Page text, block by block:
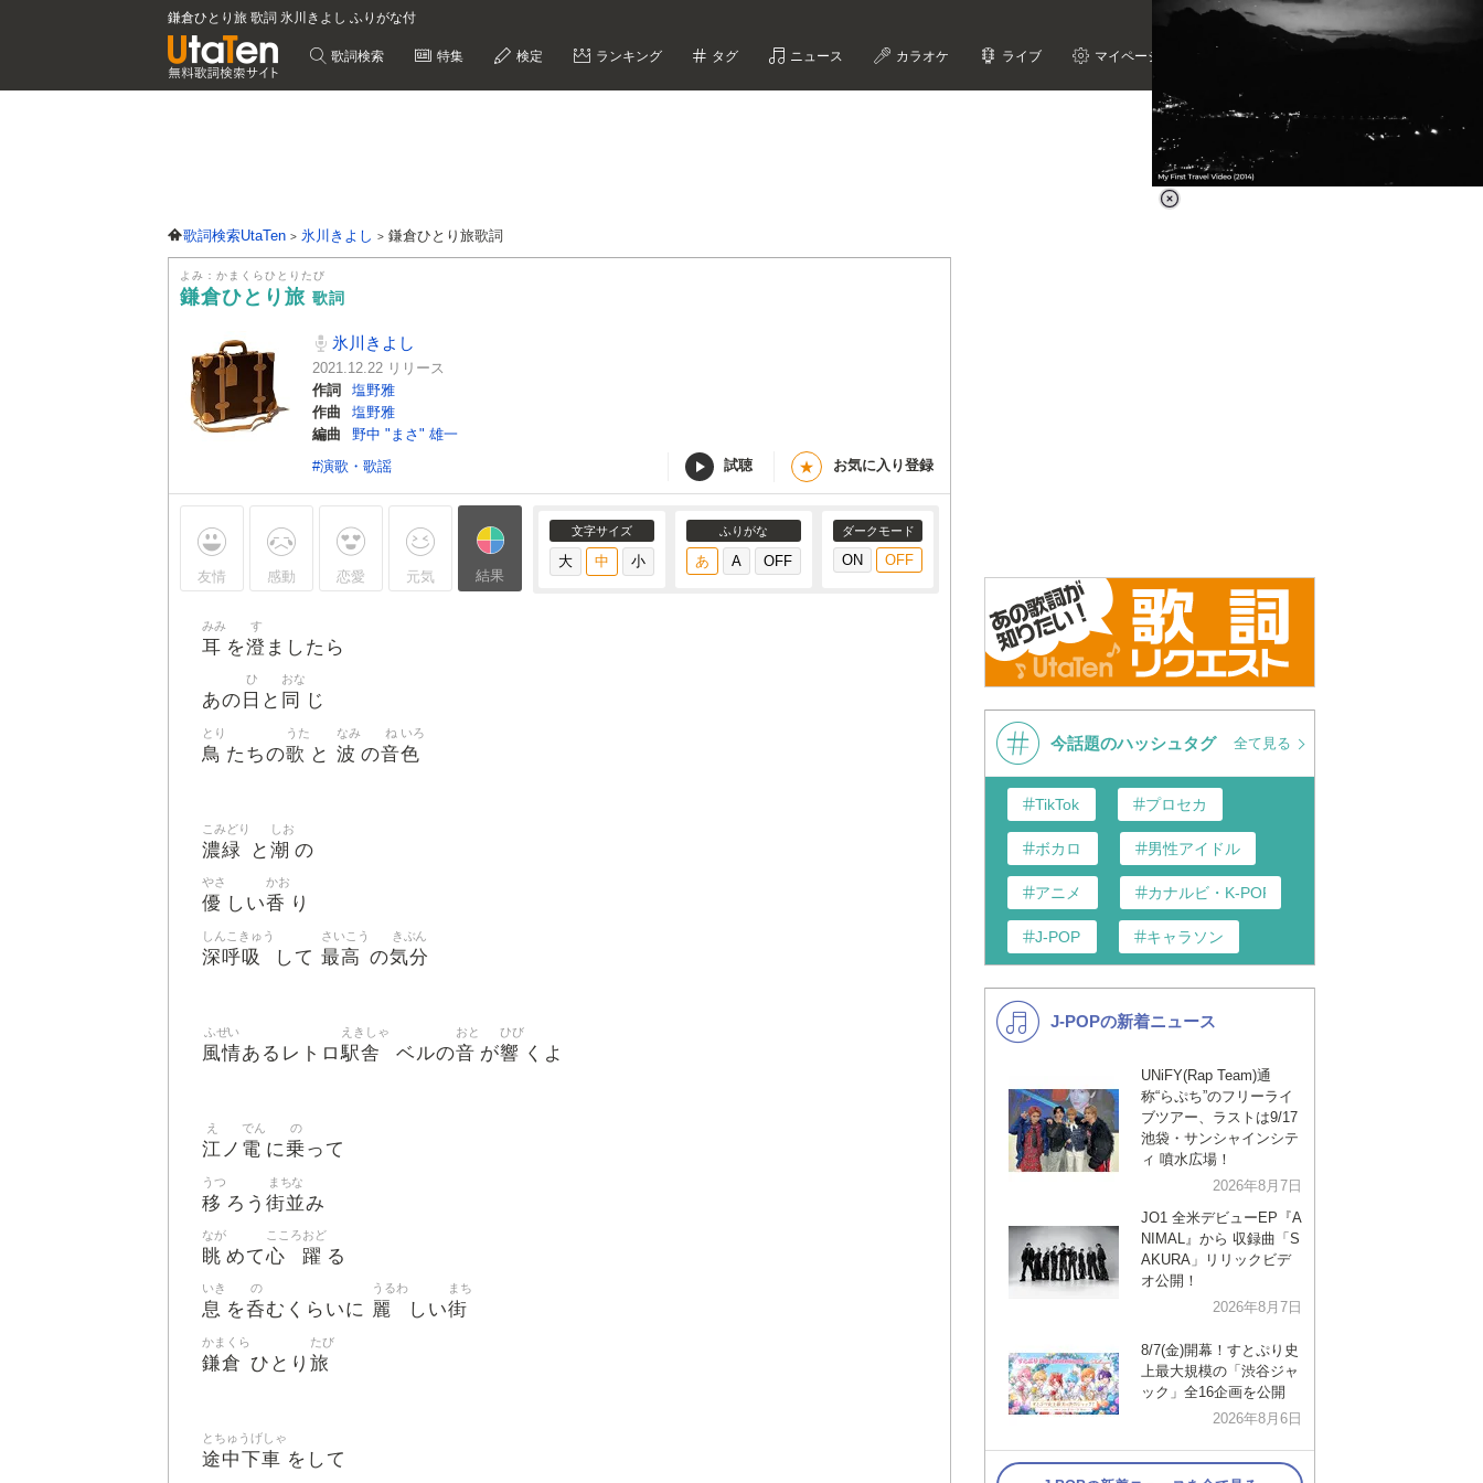
鎌倉ひとり旅 歌詞 氷川きよし ふりがな付
歌詞検索 特集 検定 ランキング タグ ニュース カラオケ ライブ マイページ
歌詞検索UtaTen 氷川きよし 鎌倉ひとり旅歌詞
よみ：かまくらひとりたび
鎌倉ひとり旅 歌詞
氷川きよし
2021.12.22 リリース
作詞
塩野雅
作曲
塩野雅
編曲
野中 "まさ" 雄一
#演歌・歌謡
試聴 ★ お気に入り登録
友情 感動 恋愛 元気 結果
文字サイズ ふりがな ダークモード
耳
みみ
を澄
す
ましたら
あの 日
ひ
と 同
おな
じ
鳥
とり
たちの歌
うた
と 波
なみ
の音
ね
色
いろ
濃緑
こみどり
と 潮
しお
の
優
やさ
しい香
かお
り
深呼吸
しんこきゅう
して 最高
さいこう
の気分
きぶん
風情
ふぜい
あるレトロ駅舎
えきしゃ
ベルの音
おと
が響
ひび
くよ
江
え
ノ 電
でん
に乗
の
って
移
うつ
ろう 街並
まちな
み
眺
なが
めて心
こころ
躍
おど
る
息
いき
を呑
の
むくらいに 麗
うるわ
しい街
まち
鎌倉
かまくら
ひとり 旅
たび
途中下車
とちゅうげしゃ
をして
Loaded:
今話題のハッシュタグ 全て見る
TikTok プロセカ
ボカロ 男性アイドル
アニメ カナルビ・K-POP和訳
J-POP キャラソン
K-POP バンド
洋楽
VTuber ディズニー
J-POPの新着ニュース
UNiFY(Rap Team)通
称“らぷち”のフリーライ
ブツアー、ラストは9/17
池袋・サンシャインシテ
ィ 噴水広場！
2026年8月7日
JO1 全米デビューEP『A
NIMAL』から 収録曲「S
AKURA」リリックビデ
オ公開！
2026年8月7日
8/7(金)開幕！すとぷり史
上最大規模の「渋谷ジャ
ック」全16企画を公開
2026年8月6日